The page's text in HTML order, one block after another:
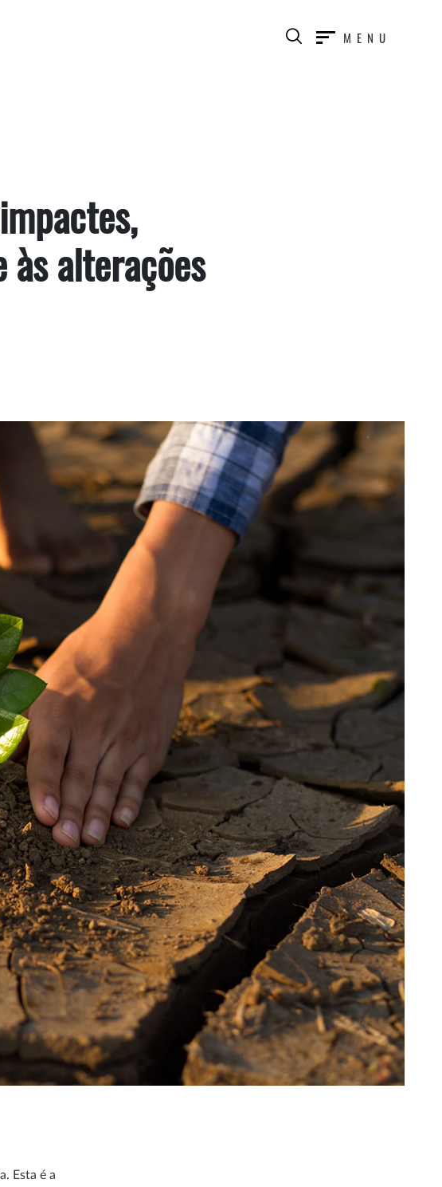
MENU
às alterações
Esta é a